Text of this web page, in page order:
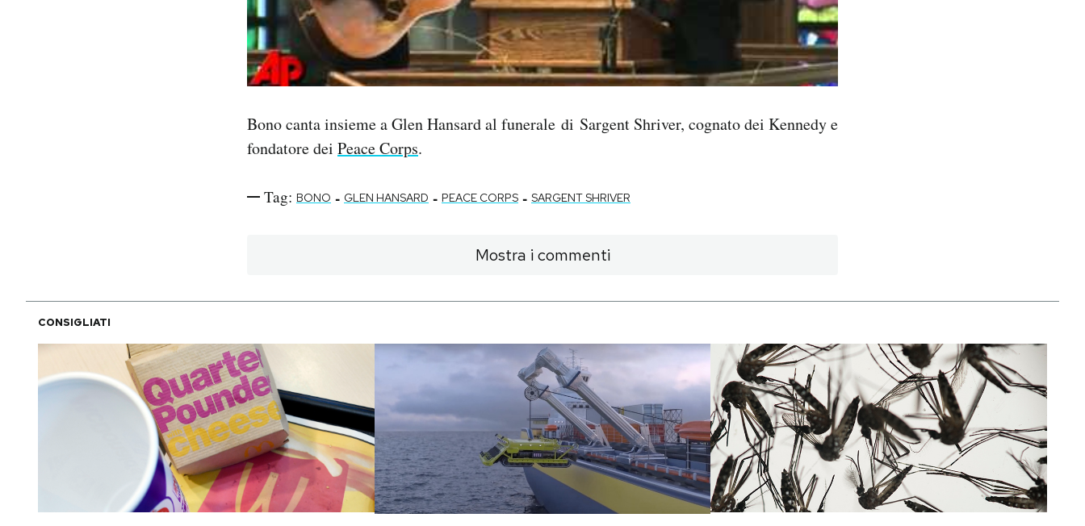
Regala il Post
Hai bisogno di aiuto?
Esci
Bonocanta insieme a Glen Hansard al funerale di Sargent Shriver, cognato dei Kennedy e
fondatore dei Peace Corps.
Tag: BONO - GLEN HANSARD - PEACE CORPS - SARGENT SHRIVER
Mostra i commenti
CONSIGLIATI